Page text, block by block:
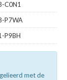
C0N1
P7WA
P9BH
met de